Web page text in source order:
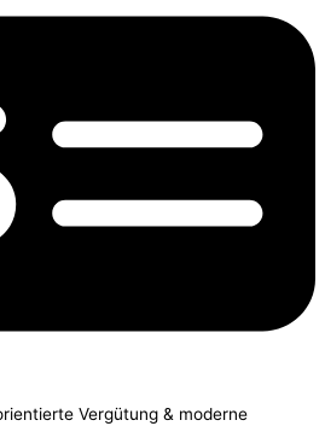
Vergütung & moderne